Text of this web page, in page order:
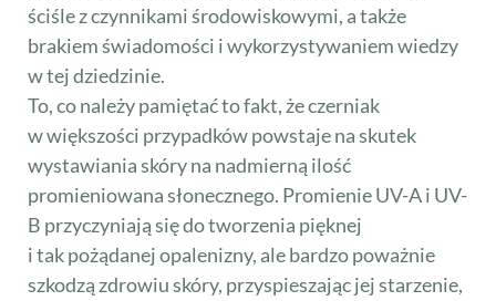
ściśle z czynnikami środowiskowymi, a także
brakiem świadomości i wykorzystywaniem wiedzy
w tej dziedzinie.
To, co należy pamiętać to fakt, że czerniak
w większości przypadków powstaje na skutek
wystawiania skóry na nadmierną ilość
promieniowana słonecznego. Promienie UV-A i UV-
B przyczyniają się do tworzenia pięknej
i tak pożądanej opalenizny, ale bardzo poważnie
szkodzą zdrowiu skóry, przyspieszając jej starzenie,